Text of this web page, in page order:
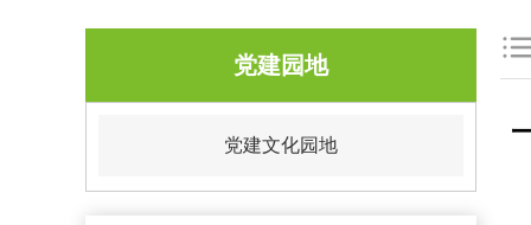
党建园地
党建文化园地